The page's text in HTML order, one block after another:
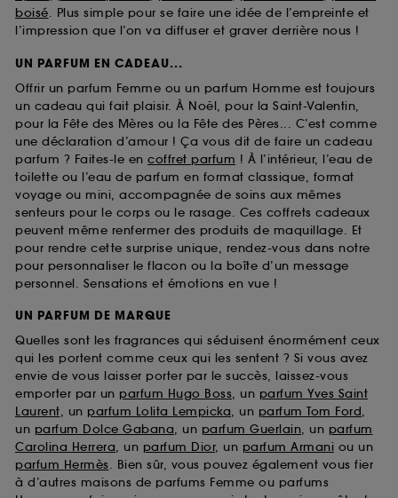
boisé. Plus simple pour se faire une idée de l’empreinte et
l’impression que l’on va diffuser et graver derrière nous !
UN PARFUM EN CADEAU...
Offrir un parfum Femme ou un parfum Homme est toujours
un cadeau qui fait plaisir. À Noël, pour la Saint-Valentin,
pour la Fête des Mères ou la Fête des Pères... C’est comme
une déclaration d’amour ! Ça vous dit de faire un cadeau
parfum ? Faites-le en coffret parfum ! À l’intérieur, l’eau de
toilette ou l’eau de parfum en format classique, format
voyage ou mini, accompagnée de soins aux mêmes
senteurs pour le corps ou le rasage. Ces coffrets cadeaux
peuvent même renfermer des produits de maquillage. Et
pour rendre cette surprise unique, rendez-vous dans notre
pour personnaliser le flacon ou la boîte d’un message
personnel. Sensations et émotions en vue !
UN PARFUM DE MARQUE
Quelles sont les fragrances qui séduisent énormément ceux
qui les portent comme ceux qui les sentent ? Si vous avez
envie de vous laisser porter par le succès, laissez-vous
emporter par un parfum Hugo Boss, un parfum Yves Saint
Laurent, un parfum Lolita Lempicka, un parfum Tom Ford,
un parfum Dolce Gabana, un parfum Guerlain, un parfum
Carolina Herrera, un parfum Dior, un parfum Armani ou un
parfum Hermès. Bien sûr, vous pouvez également vous fier
à d’autres maisons de parfums Femme ou parfums